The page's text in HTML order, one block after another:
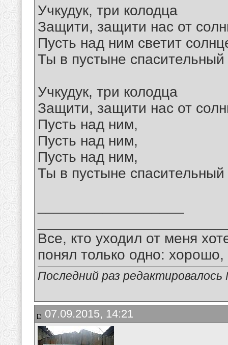
Учкудук, три колодца
Защити, защити нас от
Пусть над ним светит
Ты в пустыне спасительный
Учкудук, три колодца
Защити, защити нас от
Пусть над ним,
Пусть над ним,
Пусть над ним,
Ты в пустыне спасительный
Все, кто уходил от меня
понял только одно:
Последний раз
07.09.2015, 14:21